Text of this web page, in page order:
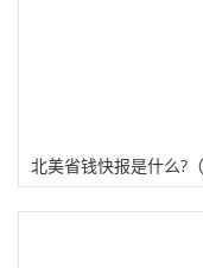
北美省钱快报是什么?
何通过Dealmoon网站